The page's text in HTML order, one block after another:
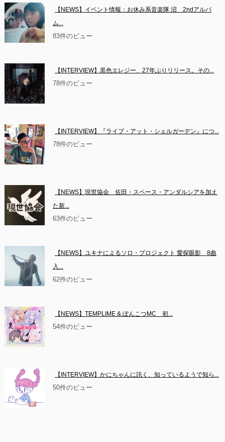
【NEWS】イベント情報：お休み系音楽隊 沼　2ndアルバ
ム...
83件のビュー
【INTERVIEW】黒色エレジー、27年ぶりリリース。その...
78件のビュー
【INTERVIEW】『ライブ・アット・シェルガーデン』につ...
78件のビュー
【NEWS】現世協会　佐田・スペース・アンダルシアを加え
た新...
63件のビュー
【NEWS】ユキナによるソロ・プロジェクト 愛探眼影　8曲
入...
62件のビュー
【NEWS】TEMPLIME & ぽんこつMC　初...
54件のビュー
【INTERVIEW】かにちゃんに訊く、知っているようで知ら...
50件のビュー